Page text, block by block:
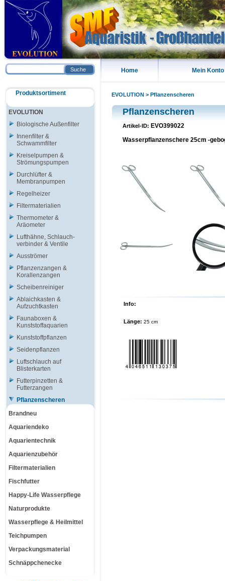
Home Mein Konto
EVOLUTION > Pflanzenscheren
Pflanzenscheren
Artikel-ID: EVO399022
Wasserpflanzenschere 25cm -
Info:
Länge: 25 cm
Suche
Produktsortiment
EVOLUTION
Biologische Außenfilter
Innenfilter &
Schwammfilter
Kreiselpumpen &
Strömungspumpen
Durchlüfter &
Membranpumpen
Regelheizer
Filtermaterialien
Thermometer &
Aräometer
Lufthähne, Schlauch-
verbinder & Ventile
Ausströmer
Pflanzenzangen &
Korallenzangen
Scheibenreiniger
Ablaichkasten &
Aufzuchtkasten
Faunaboxen &
Kunststoffaquarien
Kunststoffpflanzen
Seidenpflanzen
Luftschlauch auf
Blisterkarten
Futterpinzetten &
Futterzangen
Pflanzenscheren
Brandneu
Aquariendeko
Aquarientechnik
Aquarienzubehör
Filtermaterialien
Fischfutter
Happy-Life Wasserpflege
Naturprodukte
Wasserpflege & Heilmittel
Teichpumpen
Verpackungsmaterial
Schnäppchenecke